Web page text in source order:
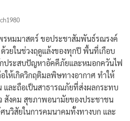
รหมมาสตร์ ขอประชาสัมพันธ์รณรงค์
วยในช่วงฤดูแล้งของทุกปี พื้นที่เกือบ
ประสบปัญหาอัคคีภัยและหมอกควันไฟ
ให้เกิดวิกฤติมลพิษทางอากาศ ทำให้
และถือเป็นสาธารณภัยที่ส่งผลกระทบ
สังคม สุขภาพอนามัยของประชาชน
วิสัยในการคมนาคมทั้งทางบก และ